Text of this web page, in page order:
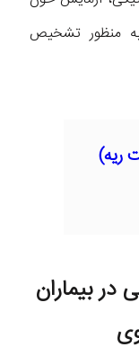
به منظور تشخیص
ریه)
در بیماران